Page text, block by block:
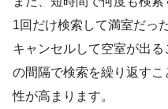
1回だけ検索して満室だっ
キャンセルして空室が出
の間隔で検索を繰り返す
性が高まります。